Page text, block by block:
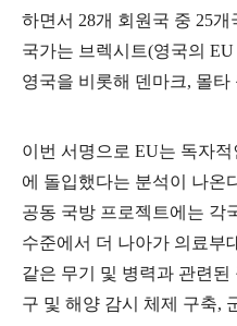
하면서 28개 회원국 중 25개
국가는 브렉시트(영국의 EU
영국을 비롯해 덴마크, 몰타
이번 서명으로 EU는 독자적
에 돌입했다는 분석이 나온
공동 국방 프로젝트에는 각
수준에서 더 나아가 의료부
같은 무기 및 병력과 관련
구 및 해양 감시 체제 구축,